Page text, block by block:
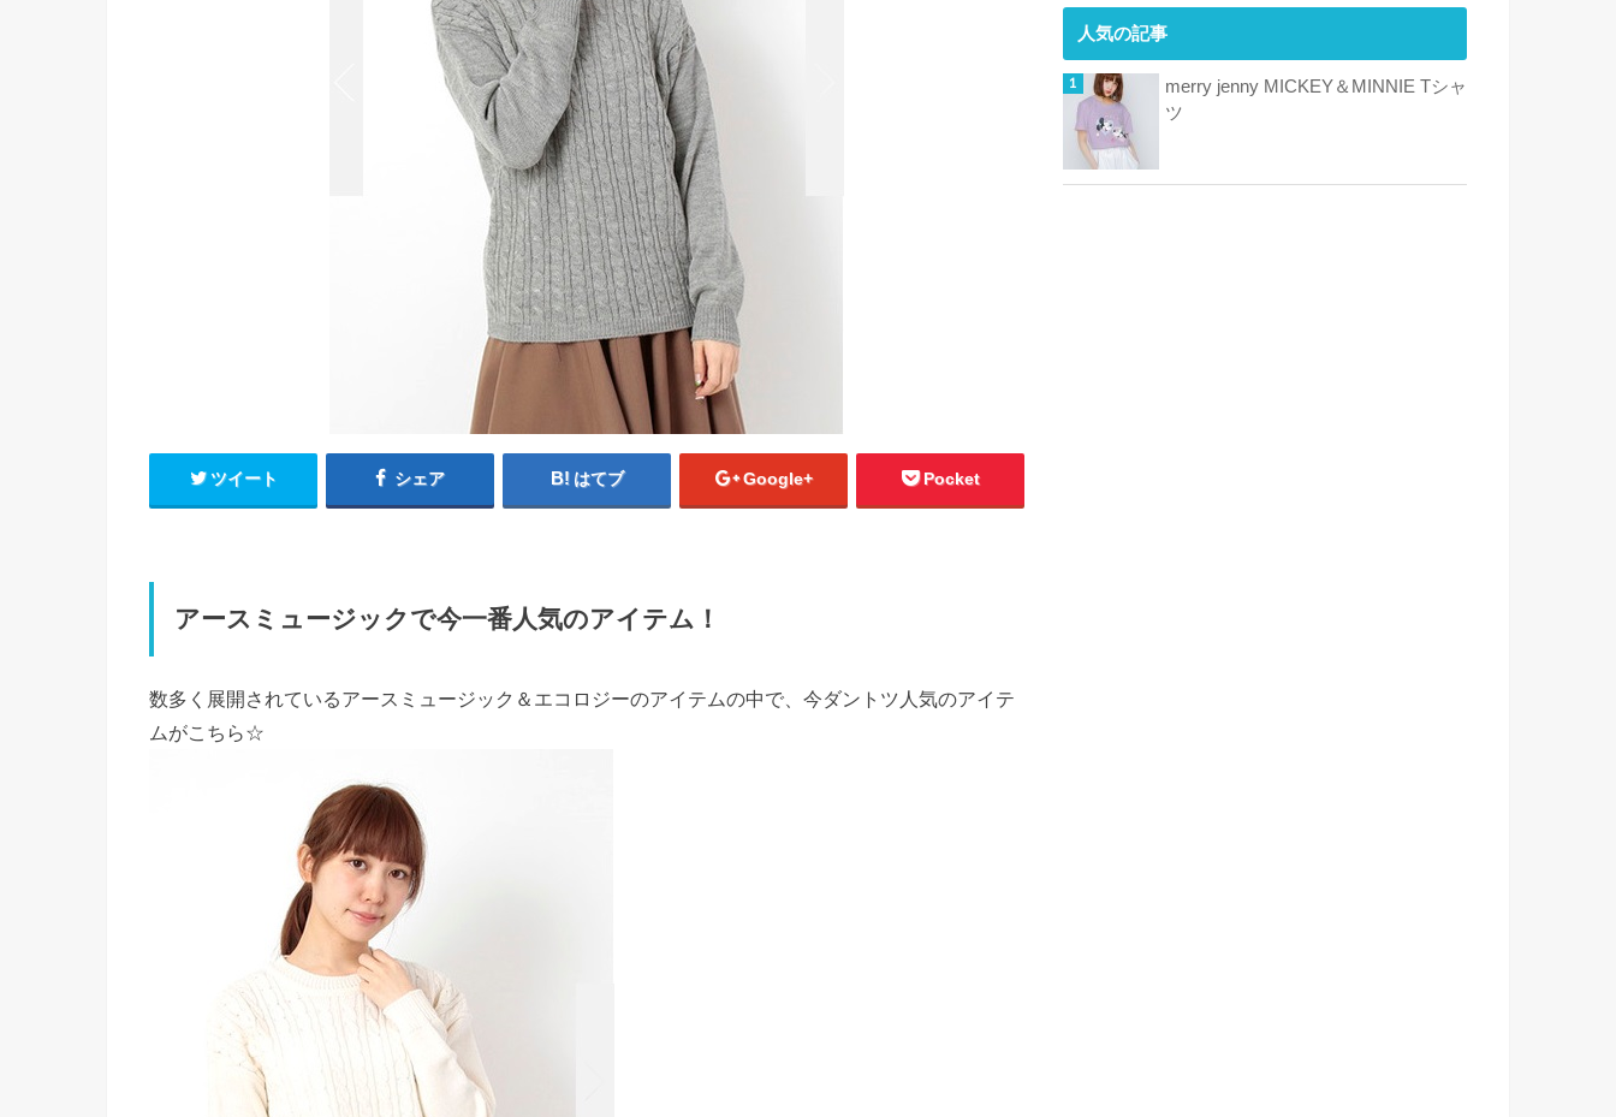
ツイート シェア はてブ Google+ Pocket
アースミュージックで今一番人気のアイテム！
数多く展開されているアースミュージック＆エコロジーのアイテムの中で、今ダントツ人気のアイテ
ムがこちら☆
人気の記事
merry jenny MICKEY＆MINNIE Tシャ
ツ